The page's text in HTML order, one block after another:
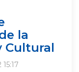
la
Cultural